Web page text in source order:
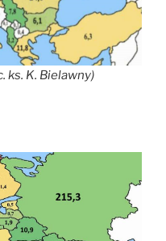
ks. K. Bielawny)